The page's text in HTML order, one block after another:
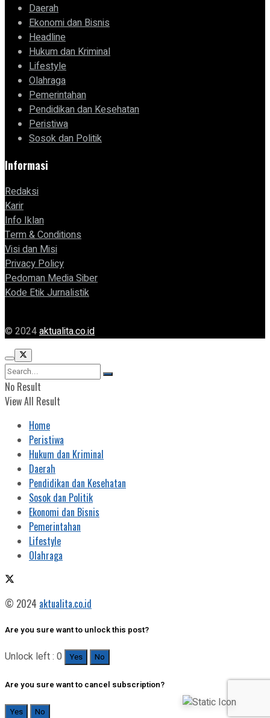
Daerah
Ekonomi dan Bisnis
Headline
Hukum dan Kriminal
Lifestyle
Olahraga
Pemerintahan
Pendidikan dan Kesehatan
Peristiwa
Sosok dan Politik
Informasi
Redaksi
Karir
Info Iklan
Term & Conditions
Visi dan Misi
Privacy Policy
Pedoman Media Siber
Kode Etik Jurnalistik
© 2024aktualita.co.id
No Result
View All Result
Home
Peristiwa
Hukum dan Kriminal
Daerah
Pendidikan dan Kesehatan
Sosok dan Politik
Ekonomi dan Bisnis
Pemerintahan
Lifestyle
Olahraga
© 2024 aktualita.co.id
Are you sure want to unlock this post?
Unlock left : 0 Yes No
Are you sure want to cancel subscription?
Yes No